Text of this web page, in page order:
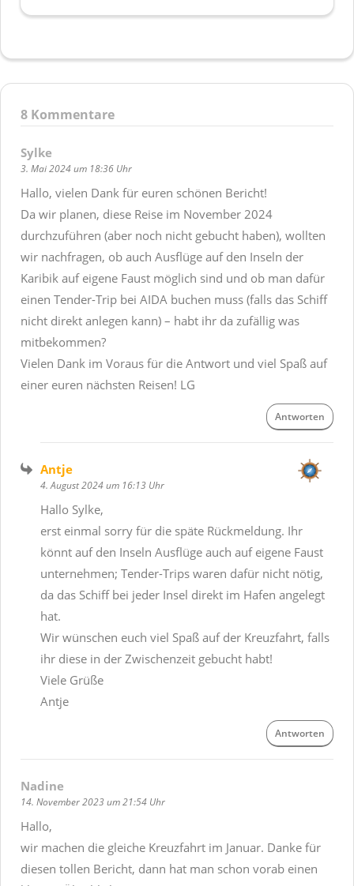
8 Kommentare
Sylke
3. Mai 2024 um 18:36 Uhr
Hallo, vielen Dank für euren schönen Bericht!
Da wir planen, diese Reise im November 2024
durchzuführen (aber noch nicht gebucht haben), wollten
wir nachfragen, ob auch Ausflüge auf den Inseln der
Karibik auf eigene Faust möglich sind und ob man dafür
einen Tender-Trip bei AIDA buchen muss (falls das Schiff
nicht direkt anlegen kann) – habt ihr da zufällig was
mitbekommen?
Vielen Dank im Voraus für die Antwort und viel Spaß auf
einer euren nächsten Reisen! LG
Antworten
Antje
4. August 2024 um 16:13 Uhr
Hallo Sylke,
erst einmal sorry für die späte Rückmeldung. Ihr
könnt auf den Inseln Ausflüge auch auf eigene Faust
unternehmen; Tender-Trips waren dafür nicht nötig,
da das Schiff bei jeder Insel direkt im Hafen angelegt
hat.
Wir wünschen euch viel Spaß auf der Kreuzfahrt, falls
ihr diese in der Zwischenzeit gebucht habt!
Viele Grüße
Antje
Antworten
Nadine
14. November 2023 um 21:54 Uhr
Hallo,
wir machen die gleiche Kreuzfahrt im Januar. Danke für
diesen tollen Bericht, dann hat man schon vorab einen